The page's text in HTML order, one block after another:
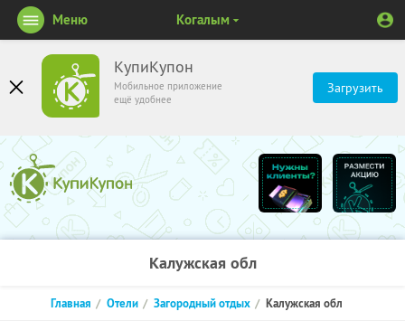
КупиКупон
Мобильное приложение
ещё удобнее
Загрузить
Меню Когалым
Калужская обл
Главная Отели Загородный отдых Калужская обл